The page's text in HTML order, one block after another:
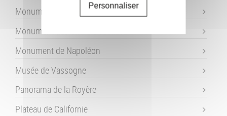
Monument des Basques
Monument des Chars d'assaut
Monument de Napoléon
Musée de Vassogne
Panorama de la Royère
Plateau de Californie
Personnaliser